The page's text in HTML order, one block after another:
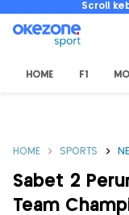
Scroll
HOME F1
HOME SPORTS
Sabet 2
Team